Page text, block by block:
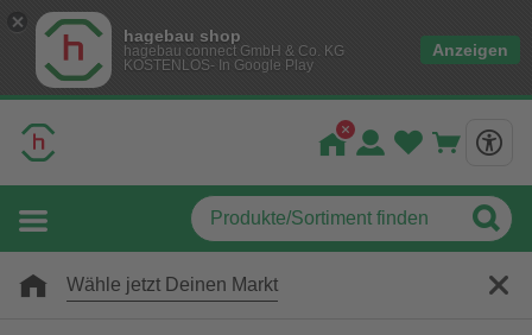
hagebau shop
hagebau connect GmbH & Co. KG
KOSTENLOS- In Google Play
Anzeigen
Wähle jetzt Deinen Markt